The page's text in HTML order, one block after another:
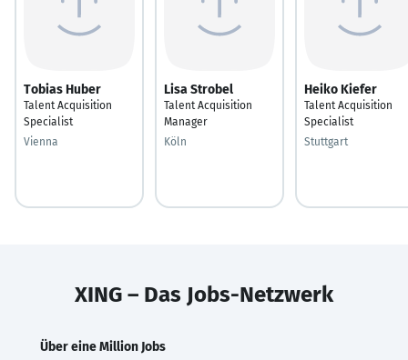
Tobias Huber
Talent Acquisition
Specialist
Vienna
Lisa Strobel
Talent Acquisition
Manager
Köln
Heiko Kiefer
Talent Acquisition
Specialist
Stuttgart
XING – Das Jobs-Netzwerk
Über eine Million Jobs